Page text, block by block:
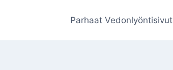
Parhaat Vedonlyöntisivut